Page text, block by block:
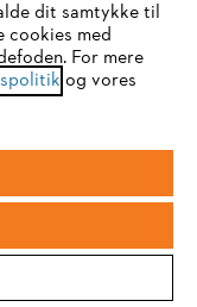
unterstützen. Für
wir Ihnen, zu
dit samtykke til
cookies med
For mere
og vores